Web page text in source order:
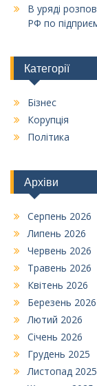
В уряді
РФ по
Категорії
Бізнес
Корупція
Політика
Архіви
Серпень 2026
Липень 2026
Червень 2026
Травень 2026
Квітень 2026
Березень 2026
Лютий 2026
Січень 2026
Грудень 2025
Листопад 2025